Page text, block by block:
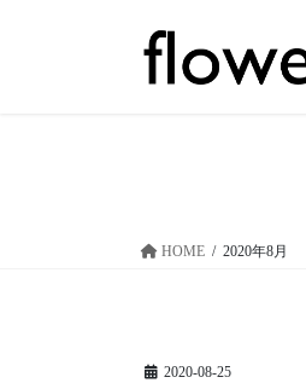
HOME 2020年8月
2020-08-25